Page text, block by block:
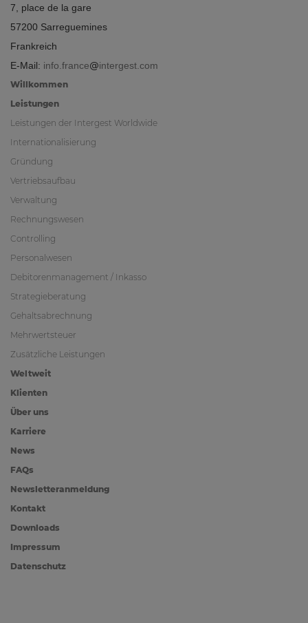
7, place de la gare
57200 Sarreguemines
Frankreich
E-Mail: info.france intergest.com
Willkommen
Leistungen
Leistungen der Intergest Worldwide
Internationalisierung
Gründung
Vertriebsaufbau
Verwaltung
Rechnungswesen
Controlling
Personalwesen
Debitorenmanagement / Inkasso
Strategieberatung
Gehaltsabrechnung
Mehrwertsteuer
Zusätzliche Leistungen
Weltweit
Klienten
Über uns
Karriere
News
FAQs
Newsletteranmeldung
Kontakt
Downloads
Impressum
Datenschutz